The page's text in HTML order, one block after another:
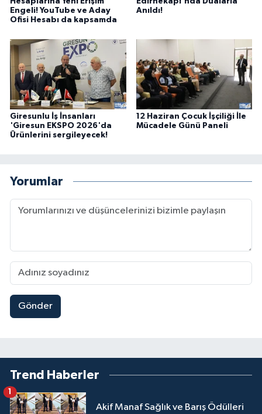
Engeli! YouTube ve Aday
Ofisi Hesabı da kapsamda
Anıldı!
Giresunlu İş İnsanları
'Giresun EKSPO 2026'da
Ürünlerini sergileyecek!
12 Haziran Çocuk İşçiliği İle
Mücadele Günü Paneli
Yorumlar
Gönder
Trend Haberler
Akif Manaf Sağlık ve Barış Ödülleri
1